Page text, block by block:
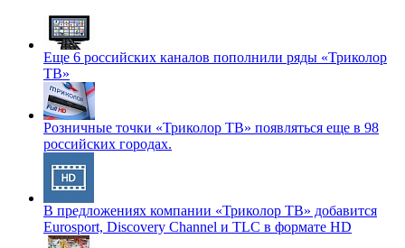
Еще 6 российских каналов пополнили ряды «Триколор
ТВ»
Розничные точки «Триколор ТВ» появляться еще в 98
российских городах.
В предложениях компании «Триколор ТВ» добавится
Eurosport, Discovery Channel и TLC в формате HD